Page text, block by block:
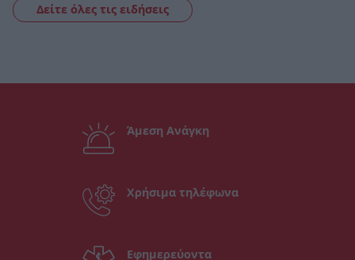
Δείτε όλες τις ειδήσεις
Άμεση Ανάγκη
Χρήσιμα τηλέφωνα
Εφημερεύοντα